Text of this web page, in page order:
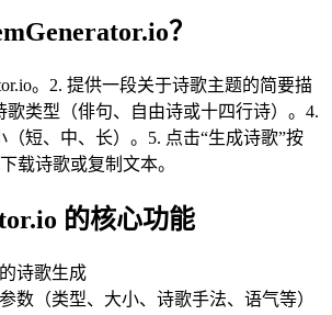
？
。2. 提供一段关于诗歌主题的简要描
歌类型（俳句、自由诗或十四行诗）。4.
短、中、长）。5. 点击“生成诗歌”按
载诗歌或复制文本。
的核心功能
诗歌生成
数（类型、大小、诗歌手法、语气等）